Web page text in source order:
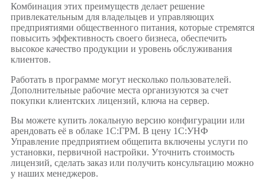
Комбинация этих преимуществ делает решение
привлекательным для владельцев и управляющих
предприятиями общественного питания, которые стремятся
повысить эффективность своего бизнеса, обеспечить
высокое качество продукции и уровень обслуживания
клиентов.
Работать в программе могут несколько пользователей.
Дополнительные рабочие места организуются за счет
покупки клиентских лицензий, ключа на сервер.
Вы можете купить локальную версию конфигурации или
арендовать её в облаке 1С:ГРМ. В цену 1С:УНФ
Управление предприятием общепита включены услуги по
установки, первичной настройки. Уточнить стоимость
лицензий, сделать заказ или получить консультацию можно
у наших менеджеров.